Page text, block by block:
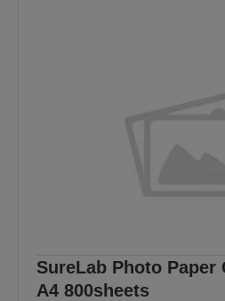
SureLab Photo Paper
A4 800sheets